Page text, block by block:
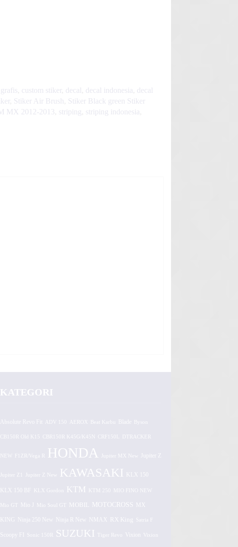
custom stiker decal decal indonesia decal
Stiker Air Brush
Stiker Black green Stiker
MX 2012-2013 striping striping indonesia
KATEGORI
Absolute Revo Fit ADV 150 AEROX Beat Karbu
CB150R Old K15 CBR150R K45G/K45N CRF150L DTRACKER
NEW F1ZR/Vega R HONDA Jupiter MX New Jupiter Z
Jupiter Z1 Jupiter Z New KAWASAKI KLX 150
KLX 150 BF KLX Gordon KTM KTM 250 MIO FINO NEW
Mio GT Mio J Mio Soul GT MOBIL MOTOCROSS MX
KING Ninja 250 New Ninja R New NMAX RX King Satria F
Scoopy FI Sonic 150R SUZUKI Tiger Revo Vixion Vixion